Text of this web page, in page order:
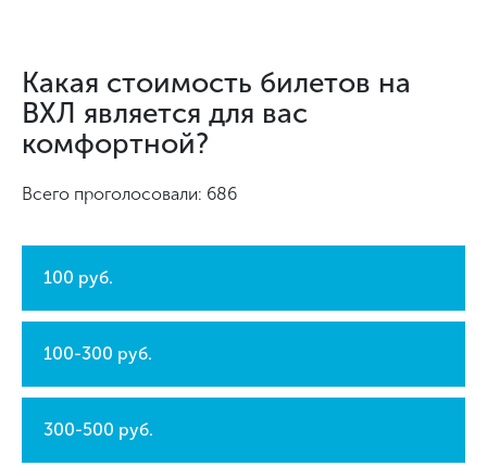
Какая стоимость билетов на
ВХЛ является для вас
комфортной?
Всего проголосовали: 686
100 руб.
100-300 руб.
300-500 руб.